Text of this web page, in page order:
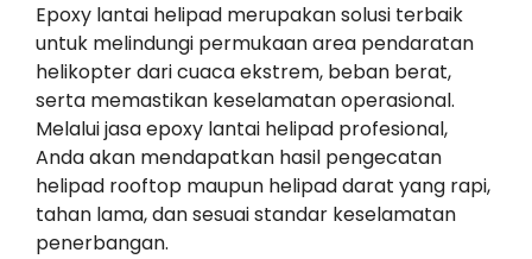
Epoxy lantai helipad merupakan solusi terbaik
untuk melindungi permukaan area pendaratan
helikopter dari cuaca ekstrem, beban berat,
serta memastikan keselamatan operasional.
Melalui jasa epoxy lantai helipad profesional,
Anda akan mendapatkan hasil pengecatan
helipad rooftop maupun helipad darat yang rapi,
tahan lama, dan sesuai standar keselamatan
penerbangan.